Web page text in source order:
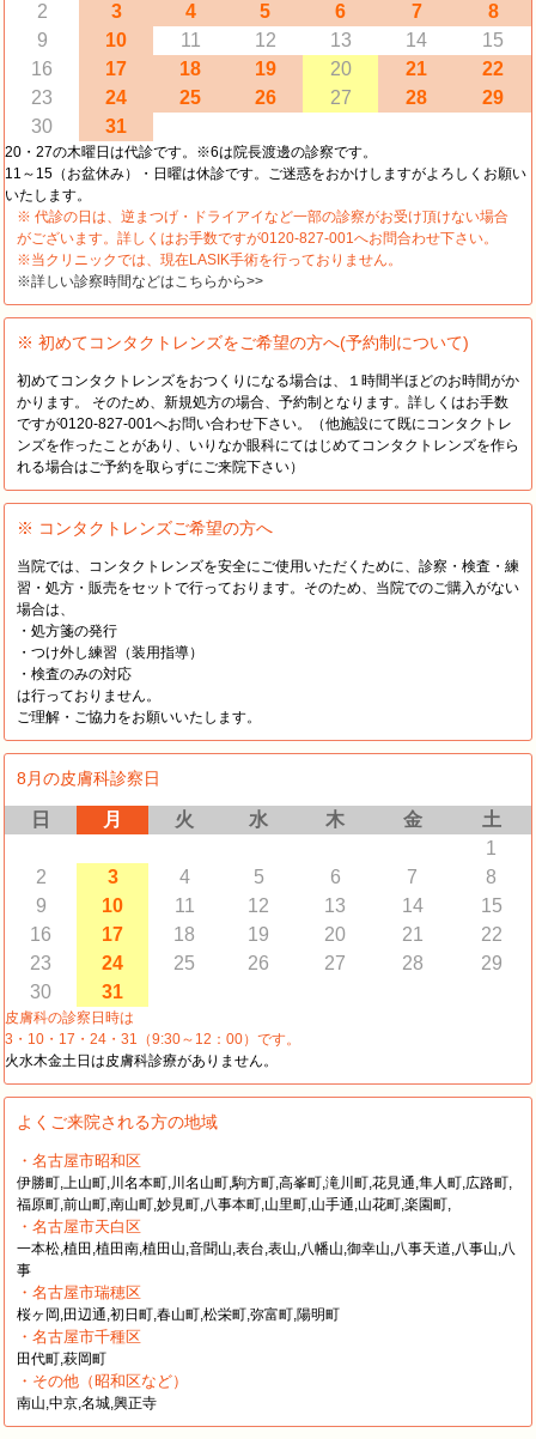
2
3 4 5 6 7
8
9
10 11 12 13 14
15
16
17 18 19 20 21
22
23
24 25 26 27 28
29
30
31
20・27の木曜日は代診です。※6は院長渡邊の診察です。
11～15（お盆休み）・日曜は休診です。ご迷惑をおかけしますがよろしくお願い
いたします。
※ 代診の日は、逆まつげ・ドライアイなど一部の診察がお受け頂けない場合
がございます。詳しくはお手数ですが0120-827-001へお問合わせ下さい。
※当クリニックでは、現在LASIK手術を行っておりません。
※詳しい診察時間などはこちらから>>
※ 初めてコンタクトレンズをご希望の方へ(予約制について)
初めてコンタクトレンズをおつくりになる場合は、１時間半ほどのお時間がか
かります。 そのため、新規処方の場合、予約制となります。詳しくはお手数
ですが0120-827-001へお問い合わせ下さい。（他施設にて既にコンタクトレ
ンズを作ったことがあり、いりなか眼科にてはじめてコンタクトレンズを作ら
れる場合はご予約を取らずにご来院下さい）
※ コンタクトレンズご希望の方へ
当院では、コンタクトレンズを安全にご使用いただくために、診察・検査・練
習・処方・販売をセットで行っております。そのため、当院でのご購入がない
場合は、
・処方箋の発行
・つけ外し練習（装用指導）
・検査のみの対応
は行っておりません。
ご理解・ご協力をお願いいたします。
8月の皮膚科診察日
日 月 火 水 木 金
土
1
2
3 4 5 6 7
8
9
10 11 12 13 14
15
16
17 18 19 20 21
22
23
24 25 26 27 28
29
30
31
皮膚科の診察日時は
3・10・17・24・31（9:30～12：00）です。
火水木金土日は皮膚科診療がありません。
よくご来院される方の地域
・名古屋市昭和区
伊勝町,上山町,川名本町,川名山町,駒方町,高峯町,滝川町,花見通,隼人町,広路町,
福原町,前山町,南山町,妙見町,八事本町,山里町,山手通,山花町,楽園町,
・名古屋市天白区
一本松,植田,植田南,植田山,音聞山,表台,表山,八幡山,御幸山,八事天道,八事山,八
事
・名古屋市瑞穂区
桜ヶ岡,田辺通,初日町,春山町,松栄町,弥富町,陽明町
・名古屋市千種区
田代町,萩岡町
・その他（昭和区など）
南山,中京,名城,興正寺